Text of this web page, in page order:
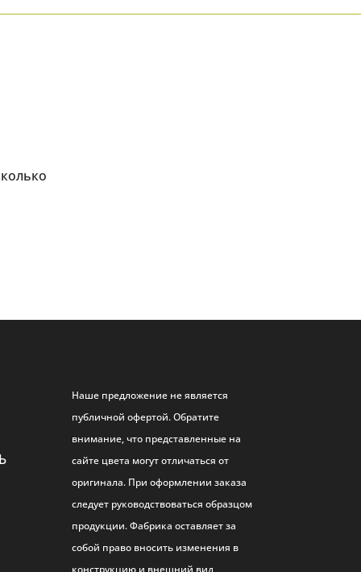
Наше предложение не является
публичной офертой. Обратите
внимание, что представленные на
сайте цвета могут отличаться от
оригинала. При оформлении заказа
следует руководствоваться образцом
продукции. Фабрика оставляет за
собой право вносить изменения в